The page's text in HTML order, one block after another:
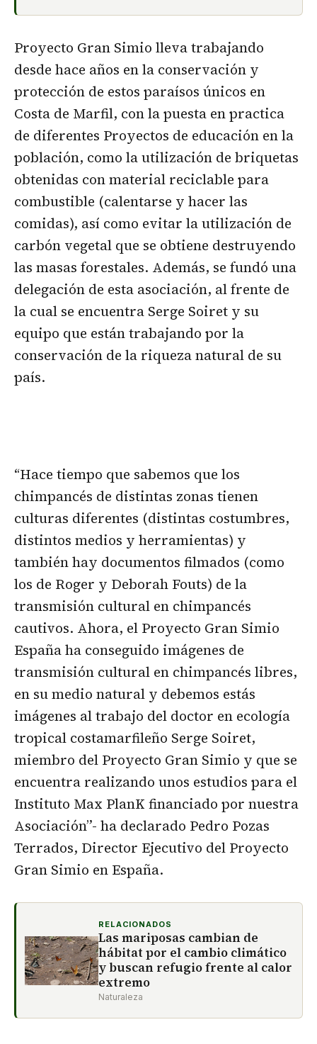
Proyecto Gran Simio lleva trabajando
desde hace años en la conservación y
protección de estos paraísos únicos en
Costa de Marfil, con la puesta en practica
de diferentes Proyectos de educación en la
población, como la utilización de briquetas
obtenidas con material reciclable para
combustible (calentarse y hacer las
comidas), así como evitar la utilización de
carbón vegetal que se obtiene destruyendo
las masas forestales. Además, se fundó una
delegación de esta asociación, al frente de
la cual se encuentra Serge Soiret y su
equipo que están trabajando por la
conservación de la riqueza natural de su
país.
“Hace tiempo que sabemos que los
chimpancés de distintas zonas tienen
culturas diferentes (distintas costumbres,
distintos medios y herramientas) y
también hay documentos filmados (como
los de Roger y Deborah Fouts) de la
transmisión cultural en chimpancés
cautivos. Ahora, el Proyecto Gran Simio
España ha conseguido imágenes de
transmisión cultural en chimpancés libres,
en su medio natural y debemos estás
imágenes al trabajo del doctor en ecología
tropical costamarfileño Serge Soiret,
miembro del Proyecto Gran Simio y que se
encuentra realizando unos estudios para el
Instituto Max PlanK financiado por nuestra
Asociación”- ha declarado Pedro Pozas
Terrados, Director Ejecutivo del Proyecto
Gran Simio en España.
RELACIONADOS
Las mariposas cambian de
hábitat por el cambio climático
y buscan refugio frente al calor
extremo
Naturaleza